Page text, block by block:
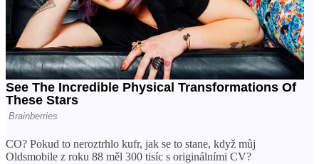
CO? Pokud to neroztrhlo kufr, jak se to stane, když můj
Oldsmobile z roku 88 měl 300 tisíc s originálními CV?